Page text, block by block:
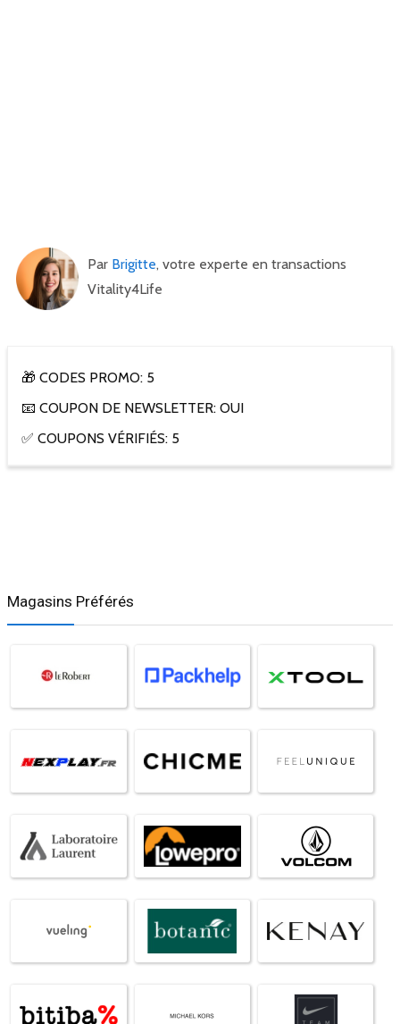
Par Brigitte, votre experte en transactions
Vitality4Life
🎁 CODES PROMO: 5
📧 COUPON DE NEWSLETTER: OUI
✅ COUPONS VÉRIFIÉS: 5
Magasins Préférés